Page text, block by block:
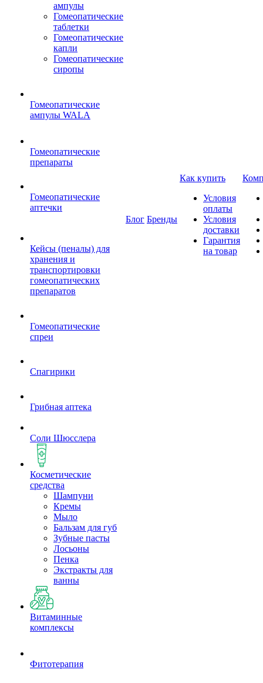
ампулы
Гомеопатические
таблетки
Гомеопатические
капли
Гомеопатические
сиропы
Гомеопатические
ампулы WALA
Гомеопатические
препараты
Гомеопатические
аптечки
Кейсы (пеналы) для
хранения и
транспортировки
гомеопатических
препаратов
Гомеопатические
спреи
Спагирики
Грибная аптека
Соли Шюсслера
Косметические
средства
Шампуни
Кремы
Мыло
Бальзам для губ
Зубные пасты
Лосьоны
Пенка
Экстракты для
ванны
Витаминные
комплексы
Фитотерапия
Блог Бренды
Как купить
Условия
оплаты
Условия
доставки
Гарантия
на товар